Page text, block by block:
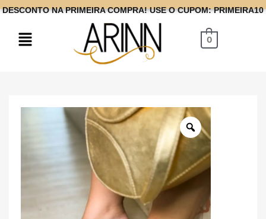
DESCONTO NA PRIMEIRA COMPRA! USE O CUPOM: PRIMEIRA10
0